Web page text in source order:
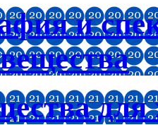
и
для